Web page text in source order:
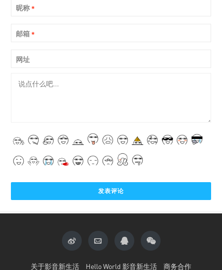
昵称 *
邮箱 *
网址
关于影音新生活 Hello World 影音新生活 商务合作